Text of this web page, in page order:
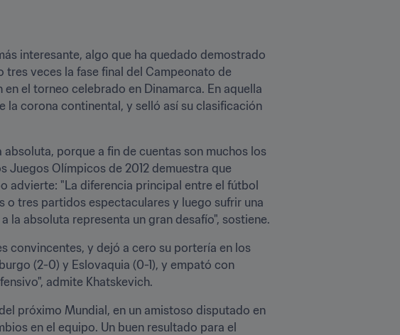
interesante, algo que ha quedado demostrado
veces la fase final del Campeonato de
el torneo celebrado en Dinamarca. En aquella
la corona continental, y selló así su clasificación
porque a fin de cuentas son muchos los
Juegos Olímpicos de 2012 demuestra que
advierte: "La diferencia principal entre el fútbol
o tres partidos espectaculares y luego sufrir una
la absoluta representa un gran desafío", sostiene.
convincentes, y dejó a cero su portería en los
(2-0) y Eslovaquia (0-1), y empató con
admite Khatskevich.
próximo Mundial, en un amistoso disputado en
en el equipo. Un buen resultado para el